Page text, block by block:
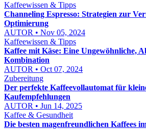
Kaffeewissen & Tipps
Channeling Espresso: Strategien zur
Optimierung
AUTOR • Nov 05, 2024
Kaffeewissen & Tipps
Kaffee mit Käse: Eine Ungewöhnliche,
Kombination
AUTOR • Oct 07, 2024
Zubereitung
Der perfekte Kaffeevollautomat für
Kaufempfehlungen
AUTOR • Jun 14, 2025
Kaffee & Gesundheit
Die besten magenfreundlichen Kaffees